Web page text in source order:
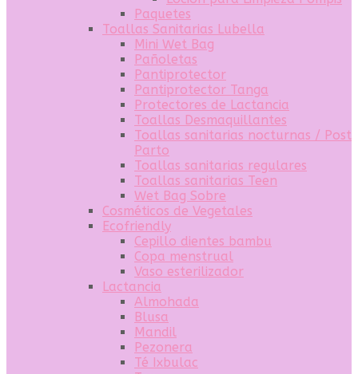
Paquetes
Toallas Sanitarias Lubella
Mini Wet Bag
Pañoletas
Pantiprotector
Pantiprotector Tanga
Protectores de Lactancia
Toallas Desmaquillantes
Toallas sanitarias nocturnas / Post
Parto
Toallas sanitarias regulares
Toallas sanitarias Teen
Wet Bag Sobre
Cosméticos de Vegetales
Ecofriendly
Cepillo dientes bambu
Copa menstrual
Vaso esterilizador
Lactancia
Almohada
Blusa
Mandil
Pezonera
Té Ixbulac